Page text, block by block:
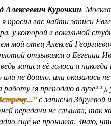
Алексеевич Курочкин,
просил вас найти записи
у которой в вокальной
мой отец Алексей
отзывался о Евгении
записи её голоса я
не дошло, или оказалось
(я преподаю в вузе**),
с записью Збруевой
передачи не слышал, так
ещё не проникла. Знаю,